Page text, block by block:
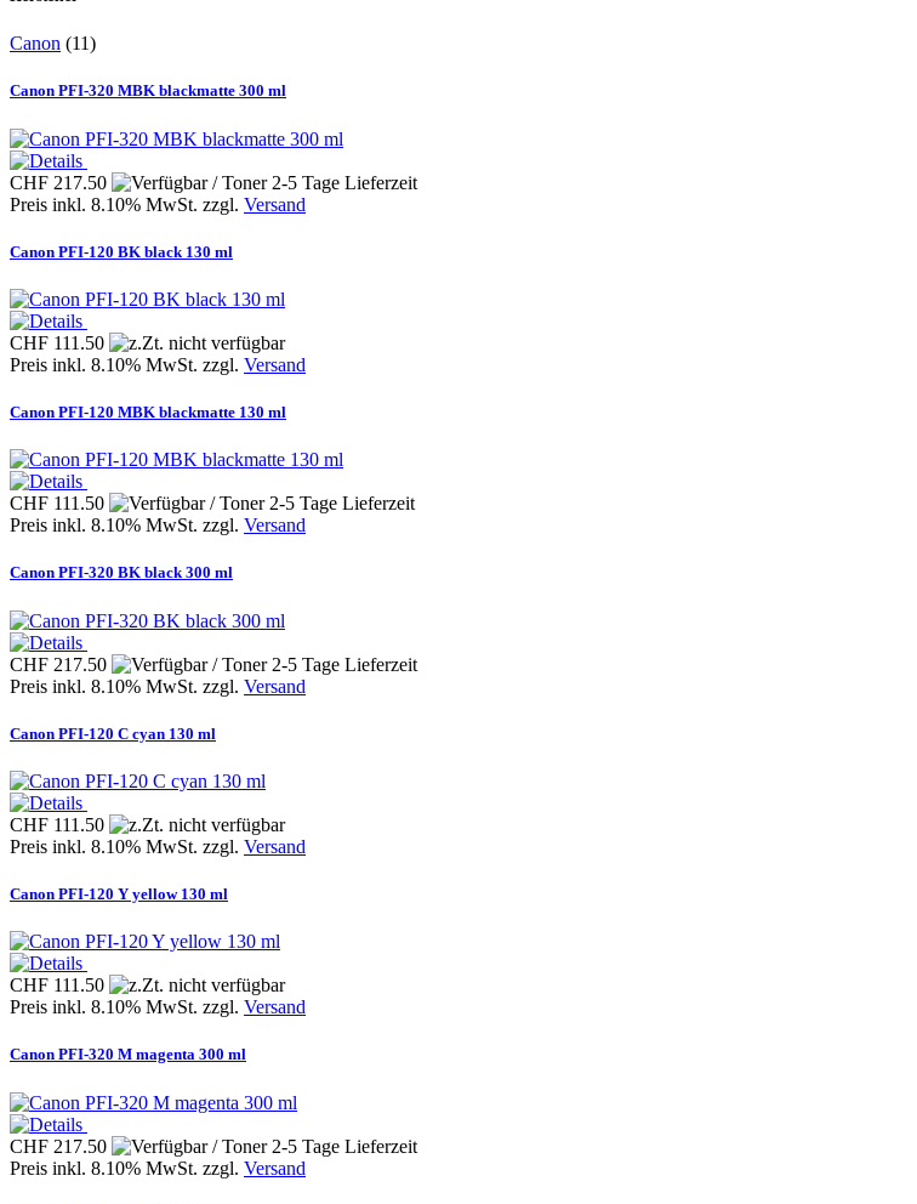
Canon (11)
Canon PFI-320 MBK blackmatte 300 ml
CHF 217.50
Preis inkl. 8.10% MwSt. zzgl. Versand
Canon PFI-120 BK black 130 ml
CHF 111.50
Preis inkl. 8.10% MwSt. zzgl. Versand
Canon PFI-120 MBK blackmatte 130 ml
CHF 111.50
Preis inkl. 8.10% MwSt. zzgl. Versand
Canon PFI-320 BK black 300 ml
CHF 217.50
Preis inkl. 8.10% MwSt. zzgl. Versand
Canon PFI-120 C cyan 130 ml
CHF 111.50
Preis inkl. 8.10% MwSt. zzgl. Versand
Canon PFI-120 Y yellow 130 ml
CHF 111.50
Preis inkl. 8.10% MwSt. zzgl. Versand
Canon PFI-320 M magenta 300 ml
CHF 217.50
Preis inkl. 8.10% MwSt. zzgl. Versand